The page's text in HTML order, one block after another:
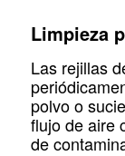
Limpieza
Las rejillas
polvo o
flujo de aire
de